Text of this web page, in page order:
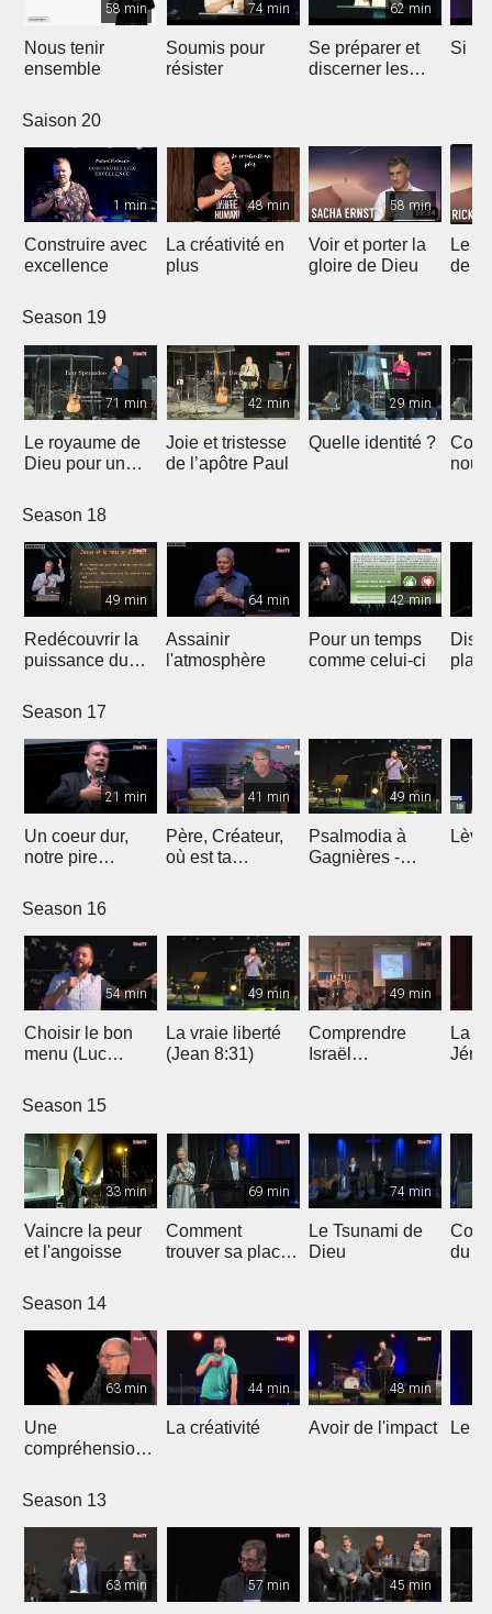
58 min
Nous tenir
ensemble
74 min
Soumis pour
résister
62 min
Se préparer et
discerner les
Si
Saison 20
1 min
Construire avec
excellence
48 min
La créativité en
plus
58 min
Voir et porter la
gloire de Dieu
Le
de
Season 19
71 min
Le royaume de
Dieu pour un
Orient
42 min
Joie et tristesse
de l’apôtre Paul
29 min
Quelle identité ?
nous
Season 18
49 min
Redécouvrir la
puissance du
64 min
Assainir
l'atmosphère
42 min
Pour un temps
comme celui-ci
Season 17
21 min
Un coeur dur,
notre pire
41 min
Père, Créateur,
où est ta
49 min
Psalmodia à
Gagnières -
Season 16
54 min
Choisir le bon
menu (Luc
49 min
La vraie liberté
(Jean 8:31)
49 min
Comprendre
Israël
La
Season 15
33 min
Vaincre la peur
et l'angoisse
69 min
Comment
trouver sa place
74 min
Le Tsunami de
Dieu
du
Season 14
63 min
Une
compréhension
44 min
La créativité
48 min
Avoir de l'impact Le
Season 13
63 min 57 min 45 min